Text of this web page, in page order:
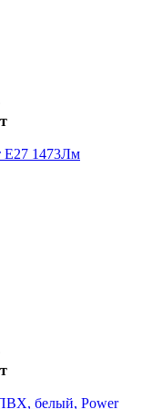
E27 1473Лм
белый, Power